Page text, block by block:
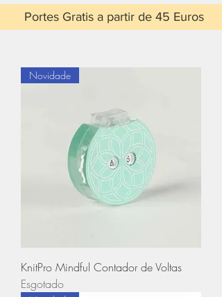
a partir de 45 Euros
Novidade
KnitPro Mindful Contador de Voltas
Esgotado